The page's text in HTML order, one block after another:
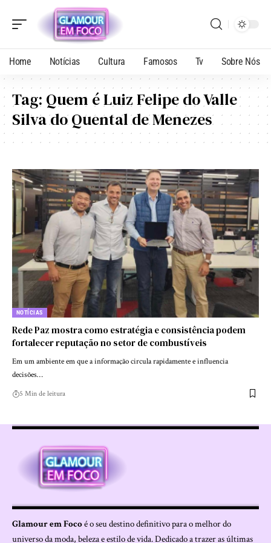
Home Notícias Cultura Famosos Tv Sobre Nós
Tag: Quem é Luiz Felipe do Valle
Silva do Quental de Menezes
NOTÍCIAS
Rede Paz mostra como estratégia e consistência podem
fortalecer reputação no setor de combustíveis
Em um ambiente em que a informação circula rapidamente e influencia
decisões…
5 Min de leitura
Glamour em Focoé o seu destino definitivo para o melhor do
universo da moda, beleza e estilo de vida. Dedicado a trazer as últimas